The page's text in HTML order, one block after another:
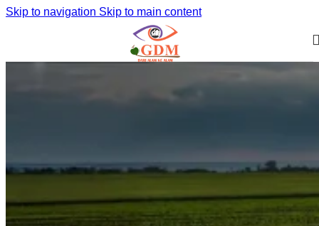
Skip to navigation Skip to main content